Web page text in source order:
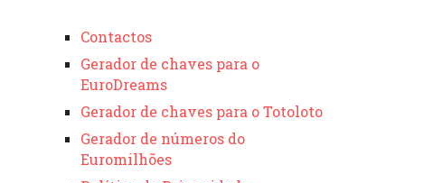
Contactos
Gerador de chaves para o
EuroDreams
Gerador de chaves para o Totoloto
Gerador de números do
Euromilhões